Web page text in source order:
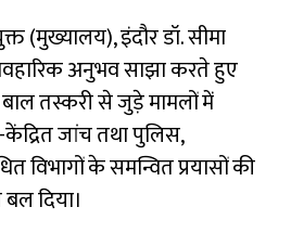
(मुख्यालय), इंदौर डॉ. सीमा
अनुभव साझा करते हुए
तस्करी से जुड़े मामलों में
जांच तथा पुलिस,
विभागों के समन्वित प्रयासों की
दिया।